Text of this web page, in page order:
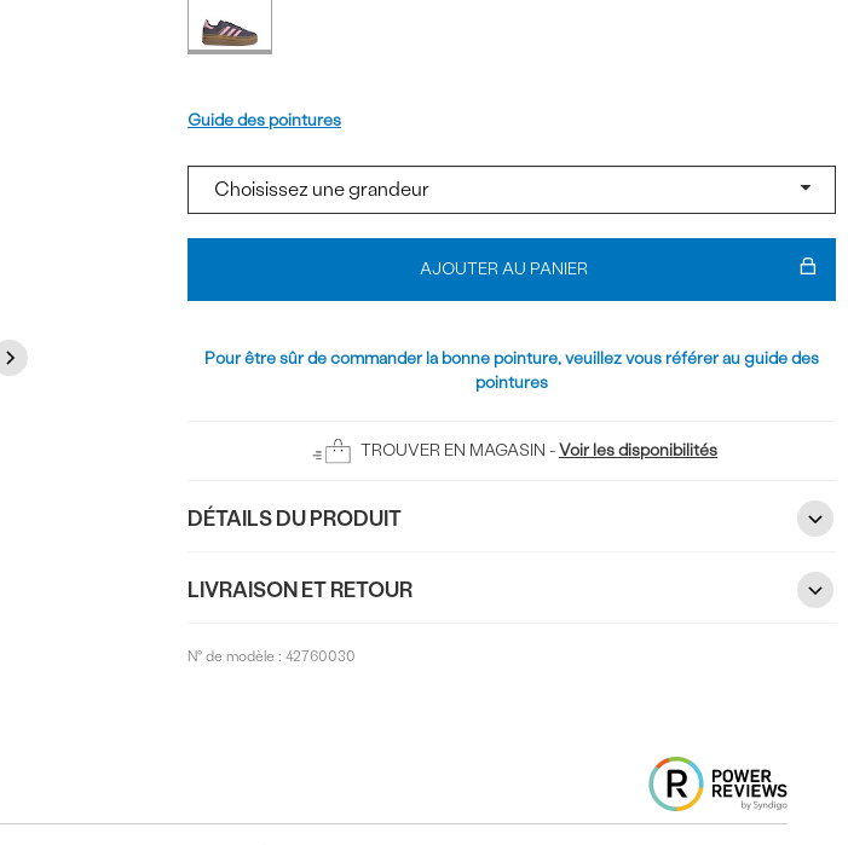
Next
du
produit
couleurs
Guide des pointures
Ajouter
panier
AJOUTER AU PANIER
Pour être sûr de commander la bonne pointure, veuillez vous référer au guide des
pointures
TROUVER EN MAGASIN -Voir les disponibilités
DÉTAILS DU PRODUIT
LIVRAISON ET RETOUR
N° de modèle : 42760030